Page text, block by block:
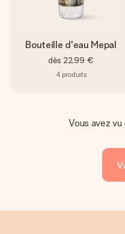
Bouteille d'eau Mepal
dès 22,99 €
4 produits
Vous avez